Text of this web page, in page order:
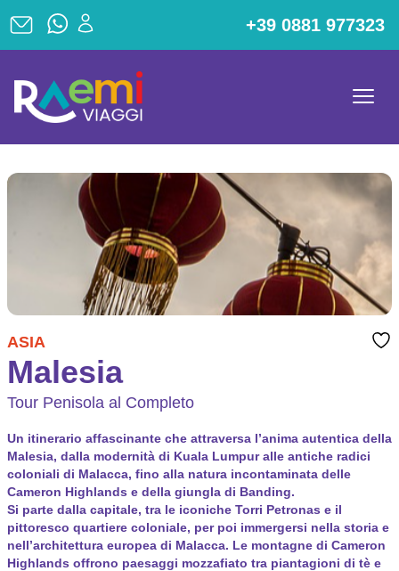
+39 0881 977323
ASIA
Malesia
Tour Penisola al Completo
Un itinerario affascinante che attraversa l’anima autentica della
Malesia, dalla modernità di Kuala Lumpur alle antiche radici
coloniali di Malacca, fino alla natura incontaminata delle
Cameron Highlands e della giungla di Banding.
Si parte dalla capitale, tra le iconiche Torri Petronas e il
pittoresco quartiere coloniale, per poi immergersi nella storia e
nell’architettura europea di Malacca. Le montagne di Cameron
Highlands offrono paesaggi mozzafiato tra piantagioni di tè e